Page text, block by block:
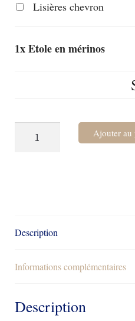
Lisières chevron
1xEtole en mérinos
Ajouter au
Description
Informations complémentaires
Description